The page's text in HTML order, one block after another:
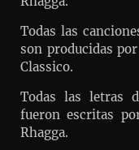
Todas las
son producidas
Classico.
Todas las letras
fueron escritas
Rhagga.